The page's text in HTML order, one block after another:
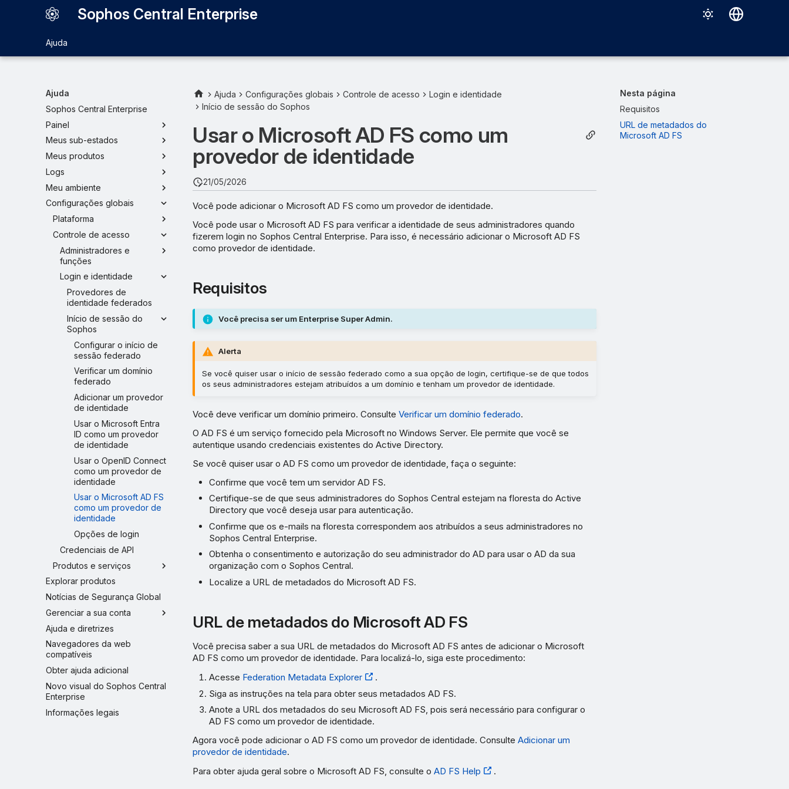
Sophos Central Enterprise
Italiano
Ajuda
Ajuda
Sophos Central Enterprise
Painel
Meus sub-estados
Meus produtos
Logs
Meu ambiente
Configurações globais
Plataforma
Controle de acesso
Administradores e
funções
Login e identidade
Provedores de
identidade federados
Início de sessão do
Sophos
Configurar o início de
sessão federado
Verificar um domínio
federado
Adicionar um provedor
de identidade
Usar o Microsoft Entra
ID como um provedor
de identidade
Usar o OpenID Connect
como um provedor de
identidade
Usar o Microsoft AD FS
como um provedor de
identidade
Opções de login
Credenciais de API
Produtos e serviços
Explorar produtos
Notícias de Segurança Global
Gerenciar a sua conta
Ajuda e diretrizes
Navegadores da web
compatíveis
Obter ajuda adicional
Novo visual do Sophos Central
Enterprise
Informações legais
Nesta página
Requisitos
URL de metadados do
Microsoft AD FS
Ajuda Configurações globais Controle de acesso
Login e identidade
Início de sessão do Sophos
Usar o Microsoft AD FS como um
provedor de identidade
21/05/2026
Você pode adicionar o Microsoft AD FS como um provedor de identidade.
Você pode usar o Microsoft AD FS para verificar a identidade de seus administradores quando
fizerem login no Sophos Central Enterprise. Para isso, é necessário adicionar o Microsoft AD FS
como provedor de identidade.
Requisitos
Você precisa ser um Enterprise Super Admin.
Alerta
Se você quiser usar o início de sessão federado como a sua opção de login, certifique-se de que todos
os seus administradores estejam atribuídos a um domínio e tenham um provedor de identidade.
Você deve verificar um domínio primeiro. Consulte Verificar um domínio federado.
O AD FS é um serviço fornecido pela Microsoft no Windows Server. Ele permite que você se
autentique usando credenciais existentes do Active Directory.
Se você quiser usar o AD FS como um provedor de identidade, faça o seguinte:
Confirme que você tem um servidor AD FS.
Certifique-se de que seus administradores do Sophos Central estejam na floresta do Active
Directory que você deseja usar para autenticação.
Confirme que os e-mails na floresta correspondem aos atribuídos a seus administradores no
Sophos Central Enterprise.
Obtenha o consentimento e autorização do seu administrador do AD para usar o AD da sua
organização com o Sophos Central.
Localize a URL de metadados do Microsoft AD FS.
URL de metadados do Microsoft AD FS
Você precisa saber a sua URL de metadados do Microsoft AD FS antes de adicionar o Microsoft
AD FS como um provedor de identidade. Para localizá-lo, siga este procedimento:
Acesse Federation Metadata Explorer
.
Siga as instruções na tela para obter seus metadados AD FS.
Anote a URL dos metadados do seu Microsoft AD FS, pois será necessário para configurar o
AD FS como um provedor de identidade.
Agora você pode adicionar o AD FS como um provedor de identidade. Consulte Adicionar um
provedor de identidade.
Para obter ajuda geral sobre o Microsoft AD FS, consulte o AD FS Help .